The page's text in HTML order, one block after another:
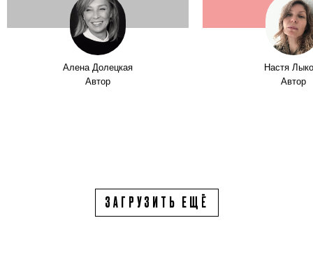
Алена Долецкая
Автор
Настя
Автор
ЗАГРУЗИТЬ ЕЩЁ